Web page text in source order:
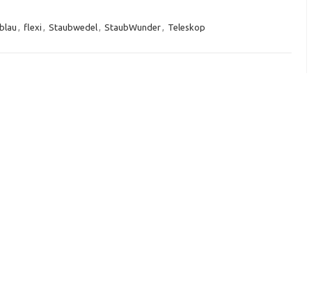
blau , flexi , Staubwedel, StaubWunder, Teleskop